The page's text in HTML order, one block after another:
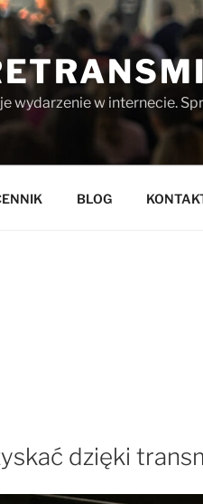
wydarzenie w internecie.
BLOG
dzięki